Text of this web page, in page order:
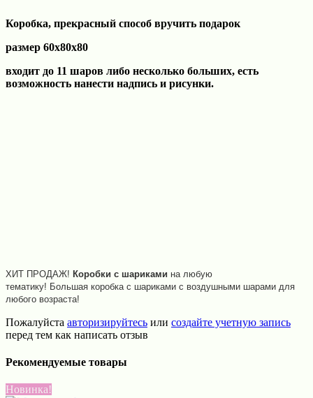
Коробка, прекрасный способ вручить подарок
размер 60х80х80
входит до 11 шаров либо несколько больших, есть
возможность нанести надпись и рисунки.
ХИТ ПРОДАЖ! Коробки с шариками на любую
тематику! Большая коробка с шариками с воздушными шарами для
любого возраста!
Пожалуйста авторизируйтесь или создайте учетную запись
перед тем как написать отзыв
Рекомендуемые товары
Новинка!